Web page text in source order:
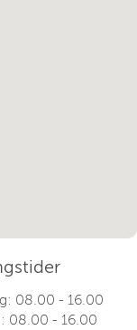
08.00 - 16.00
08.00 - 16.00